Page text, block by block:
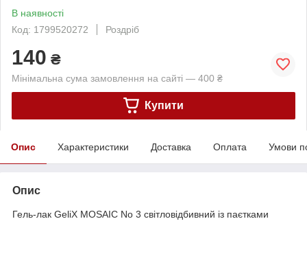
В наявності
Код: 1799520272
Роздріб
140 ₴
Мінімальна сума замовлення на сайті — 400 ₴
Купити
Опис Характеристики Доставка Оплата Умови
Опис
Гель-лак GeliX MOSAIC No 3 світловідбивний із паєтками